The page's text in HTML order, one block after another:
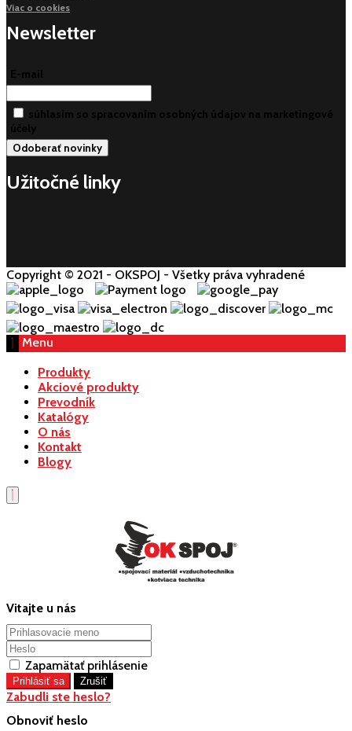
Viac o cookies
Newsletter
E-mail
súhlasim so spracovaním osobných údajov na marketingové
účely
Užitočné linky
Copyright © 2021 - OKSPOJ - Všetky práva vyhradené
Menu
Produkty
Akciové produkty
Prevodník
Katalógy
O nás
Kontakt
Blogy
Vitajte u nás
Zapamätať prihlásenie
Zabudli ste heslo?
Obnoviť heslo